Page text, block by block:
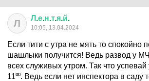
Л Л .е.н.т.я.й.
10:05, 13.04.2024
Если тити с утра не мять то спокойно
шашлыки получится! Ведь развод у
всех служивых утром. Так что
11⁰⁰. Ведь если нет инспектора в саду